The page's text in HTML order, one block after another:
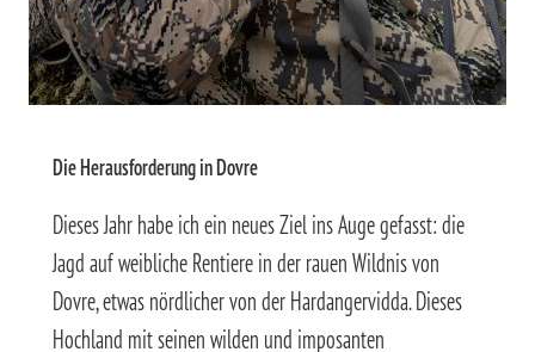
Die Herausforderung in Dovre
Dieses Jahr habe ich ein neues Ziel ins Auge gefasst: die
Jagd auf weibliche Rentiere in der rauen Wildnis von
Dovre, etwas nördlicher von der Hardangervidda. Dieses
Hochland mit seinen wilden und imposanten